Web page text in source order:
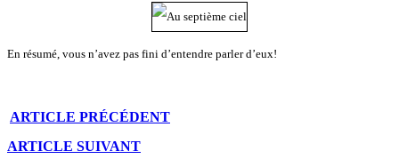
En résumé, vous n’avez pas fini d’entendre parler d’eux!
ARTICLE PRÉCÉDENT
ARTICLE SUIVANT